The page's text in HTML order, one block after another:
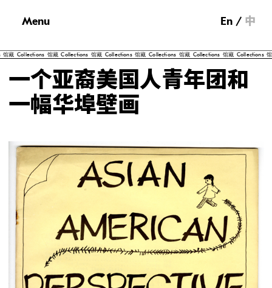
Menu En 中
馆藏 Collections 馆藏 Collections 馆藏 Collections 馆藏 Collections 馆藏 Collections 馆藏 Collections
一个亚裔美国人青年团和
一幅华埠壁画